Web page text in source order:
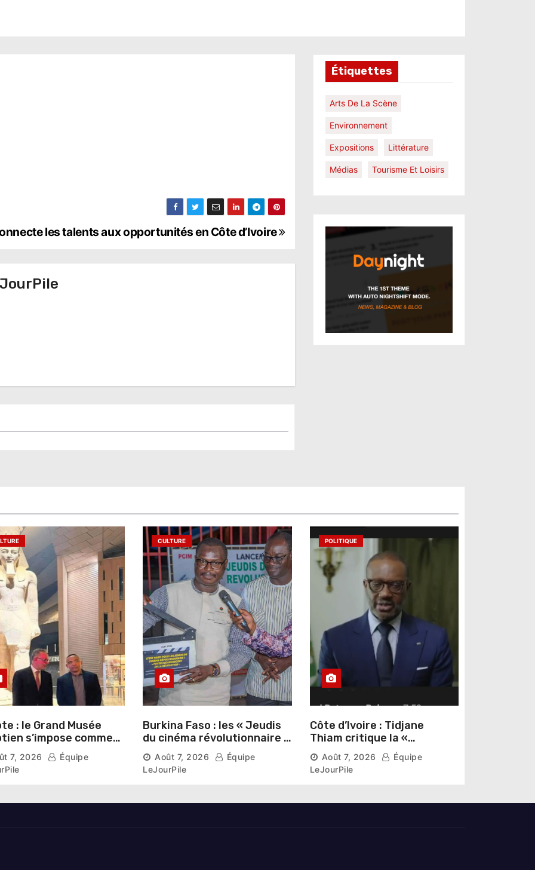
les talents aux opportunités en Côte d’Ivoire
Étiquettes
Arts De La Scène
Environnement
Expositions Littérature
Médias Tourisme Et Loisirs
: le Grand Musée
s’impose comme
du patrimoine
auprès des
étrangers
7, 2026
Équipe
CULTURE
Burkina Faso : les « Jeudis
du cinéma révolutionnaire »
lancés au Mémorial Thomas
Sankara
Août 7, 2026
Équipe
LeJourPile
POLITIQUE
Côte d’Ivoire : Tidjane
Thiam critique la «
judiciarisation » de la
politique et appelle à
poursuivre l’apaisement
Août 7, 2026
Équipe
LeJourPile